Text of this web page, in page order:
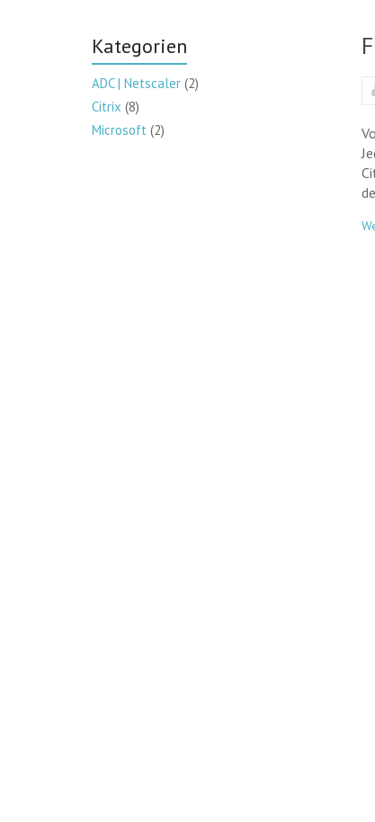
Kategorien
ADC | Netscaler (2)
Citrix (8)
Microsoft (2)